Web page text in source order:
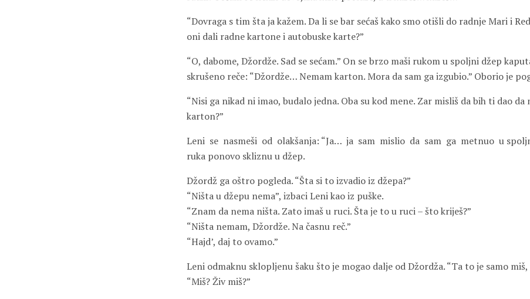
“Dovraga s tim šta ja kažem. Da li se bar sećaš kako smo otišli do radnje Mari i
oni dali radne kartone i autobuske karte?”
“O, dabome, Džordže. Sad se sećam.” On se brzo maši rukom u spoljni džep
skrušeno reče: “Džordže… Nemam karton. Mora da sam ga izgubio.” Oborio je
“Nisi ga nikad ni imao, budalo jedna. Oba su kod mene. Zar misliš da bih ti dao da
karton?”
Leni se nasmeši od olakšanja: “Ja… ja sam mislio da sam ga metnuo u
ruka ponovo skliznu u džep.
Džordž ga oštro pogleda. “Šta si to izvadio iz džepa?”
“Ništa u džepu nema”, izbaci Leni kao iz puške.
“Znam da nema ništa. Zato imaš u ruci. Šta je to u ruci – što kriješ?”
“Ništa nemam, Džordže. Na časnu reč.”
“Hajd’, daj to ovamo.”
Leni odmaknu sklopljenu šaku što je mogao dalje od Džordža. “Ta to je samo miš,
“Miš? Živ miš?”